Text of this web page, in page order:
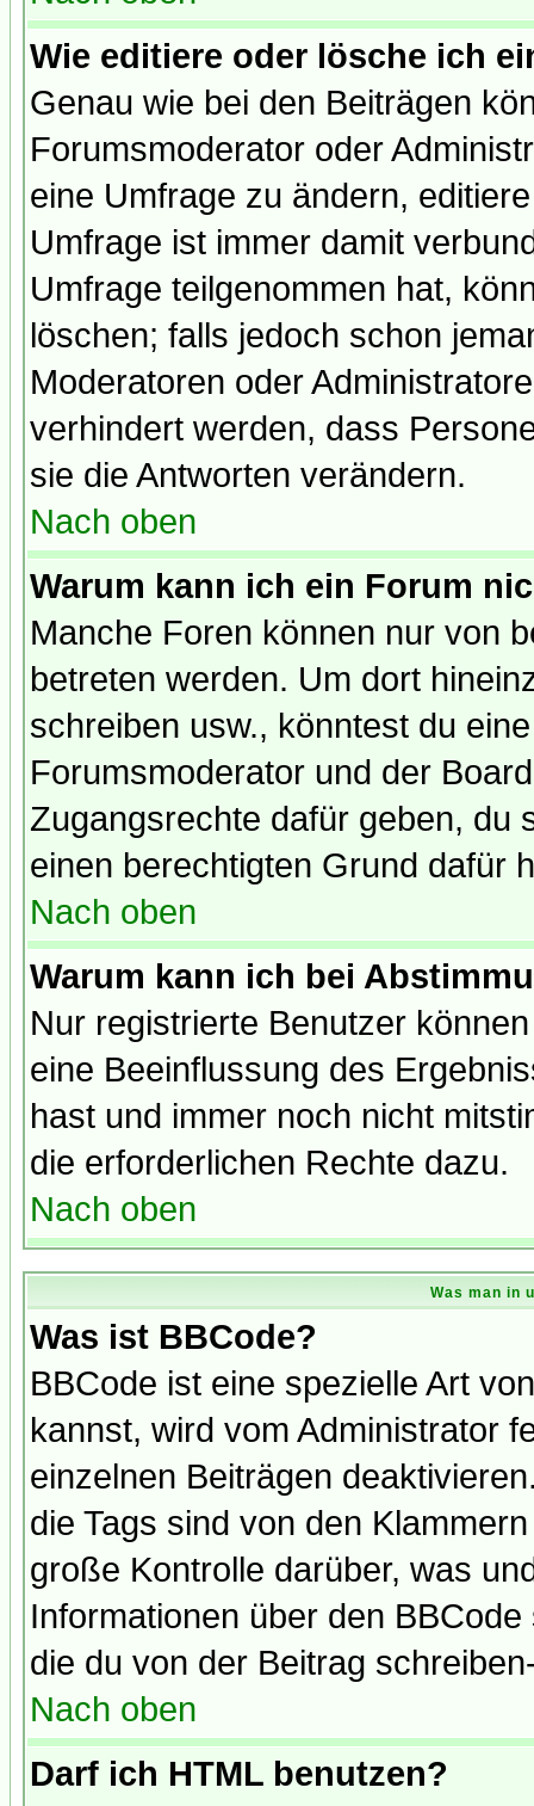
Wie editiere oder lösche ich
Genau wie bei den Beiträgen
Forumsmoderator oder
eine Umfrage zu ändern,
Umfrage ist immer damit
Umfrage teilgenommen hat,
löschen; falls jedoch schon
Moderatoren oder
verhindert werden, dass
sie die Antworten verändern.
Nach oben
Warum kann ich ein Forum
Manche Foren können nur von
betreten werden. Um dort
schreiben usw., könntest du
Forumsmoderator und der
Zugangsrechte dafür geben, du
einen berechtigten Grund dafür
Nach oben
Warum kann ich bei
Nur registrierte Benutzer
eine Beeinflussung des
hast und immer noch nicht
die erforderlichen Rechte dazu.
Nach oben
Was man in
Was ist BBCode?
BBCode ist eine spezielle Art
kannst, wird vom Administrator
einzelnen Beiträgen
die Tags sind von den
große Kontrolle darüber, was
Informationen über den
die du von der Beitrag
Nach oben
Darf ich HTML benutzen?